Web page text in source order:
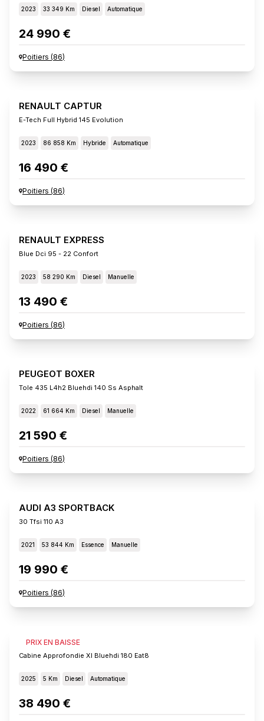
2023 33 349 Km Diesel Automatique
24 990 €
Poitiers (86)
RENAULT CAPTUR
E-Tech Full Hybrid 145 Evolution
2023 86 858 Km Hybride Automatique
16 490 €
Poitiers (86)
RENAULT EXPRESS
Blue Dci 95 - 22 Confort
2023 58 290 Km Diesel Manuelle
13 490 €
Poitiers (86)
PEUGEOT BOXER
Tole 435 L4h2 Bluehdi 140 Ss Asphalt
2022 61 664 Km Diesel Manuelle
21 590 €
Poitiers (86)
AUDI A3 SPORTBACK
30 Tfsi 110 A3
2021 53 844 Km Essence Manuelle
19 990 €
Poitiers (86)
PRIX EN BAISSE
FIAT SCUDO
Cabine Approfondie Xl Bluehdi 180 Eat8
2025 5 Km Diesel Automatique
38 490 €